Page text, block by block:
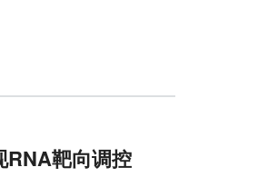
RNA靶向调控